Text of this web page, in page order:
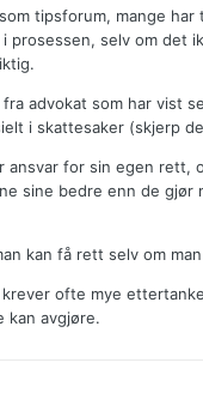
tipsforum, mange har
prosessen, selv om det
advokat som har vist
i skattesaker (skjerp
ansvar for sin egen rett,
sine bedre enn de gjør
kan få rett selv om
ofte mye
kan avgjøre.